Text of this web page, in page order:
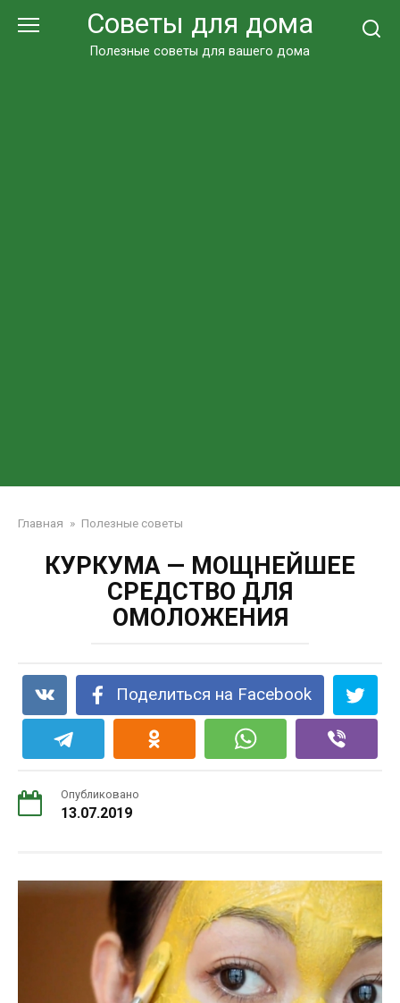
Советы для дома
Полезные советы для вашего дома
Главная » Полезные советы
КУРКУМА — МОЩНЕЙШЕЕ
СРЕДСТВО ДЛЯ
ОМОЛОЖЕНИЯ
Поделиться на Facebook
Опубликовано
13.07.2019